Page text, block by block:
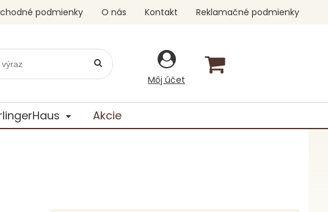
Môj účet
podmienky O nás Kontakt Reklamačné podmienky
Akcie